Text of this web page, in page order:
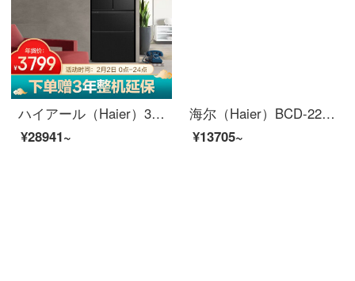
ハイアール（Haier）331リットルダブル周波数変换风冷无霜多门4ドアの冷蔵库1段のエネルギー効率3段保存DEO正味母子専用エリア保存BCD-331 WLHFD 78 D 9 U 1
¥28941~
海尔（Haier）BCD-225SFM 225升 三门冰箱 节能省电 007软冷冻新鲜
¥13705~